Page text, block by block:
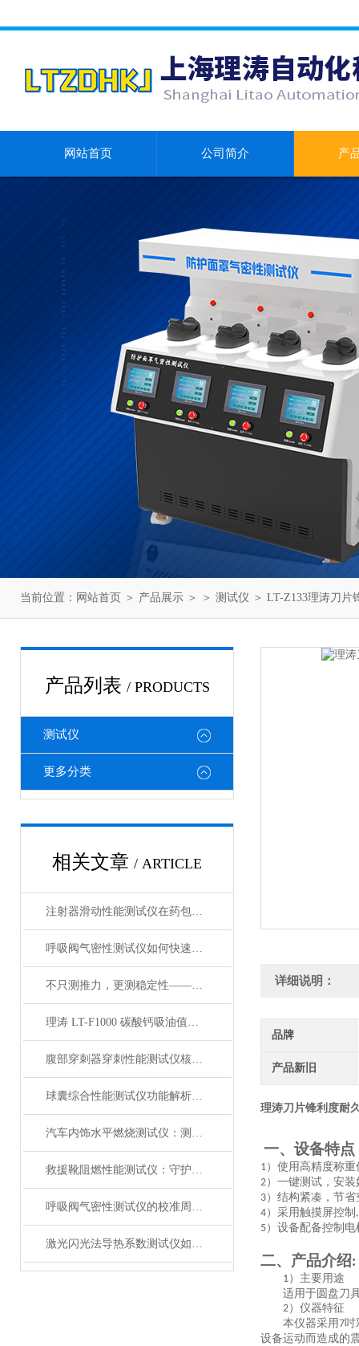
网站首页 公司简介 产
当前位置： 网站首页 ＞ 产品展示 ＞ ＞ 测试仪 ＞ LT-Z133理涛刀片
产品列表 / PRODUCTS
测试仪
更多分类
相关文章 / ARTICLE
注射器滑动性能测试仪在药包材检测中的应用
呼吸阀气密性测试仪如何快速判断呼吸阀是否失效？
不只测推力，更测稳定性——注射器滑动性能测试仪全面解析
理涛 LT-F1000 碳酸钙吸油值测试仪 介绍说明
腹部穿刺器穿刺性能测试仪核心测试指标：穿刺力、峰值力、穿透力解析
球囊综合性能测试仪功能解析：额定爆破压（RBP）、顺应性、疲劳强度
汽车内饰水平燃烧测试仪：测试步骤、试样制备与结果判读
救援靴阻燃性能测试仪：守护救援人员足部安全的检测装备
呼吸阀气密性测试仪的校准周期与重要性
激光闪光法导热系数测试仪如何征服极端温度下的材料测试？
详细说明：
品牌
产品新旧
理涛刀片锋利度耐
一、设备特点
1）使用高精度称
2）一键测试，安
3）结构紧凑，节
4）采用触摸屏控制 ,
5）设备配备控制
二、产品介绍:
1）主要用途
适用于圆盘刀
2）仪器特征
本仪器采用7吋
设备运动而造成的